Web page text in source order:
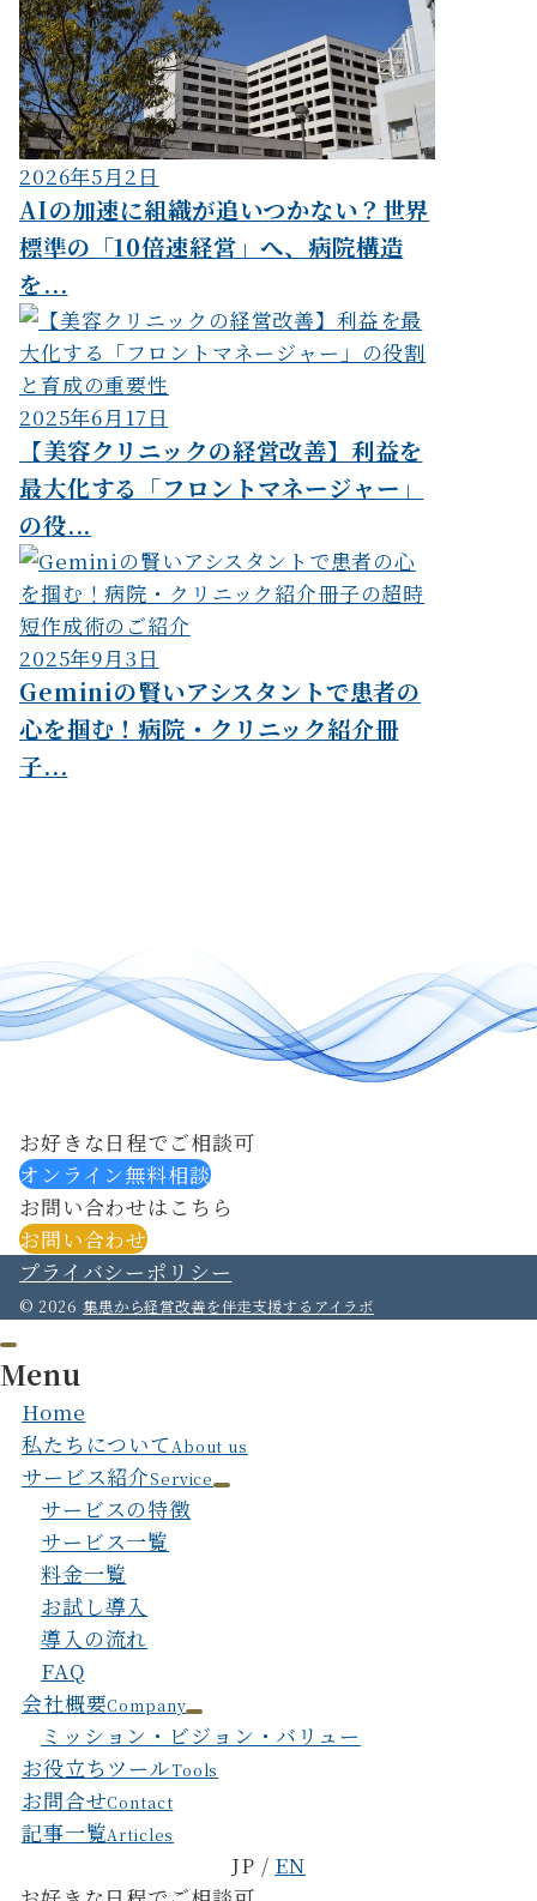
2026年5月2日
AIの加速に組織が追いつかない？世界
標準の「10倍速経営」へ、病院構造
を...
2025年6月17日
【美容クリニックの経営改善】利益を
最大化する「フロントマネージャー」
の役...
2025年9月3日
Geminiの賢いアシスタントで患者の
心を掴む！病院・クリニック紹介冊
子...
お好きな日程でご相談可
オンライン無料相談
お問い合わせはこちら
お問い合わせ
プライバシーポリシー
© 2026 集患から経営改善を伴走支援するアイラボ
Menu
Home
私たちについてAbout us
サービス紹介Service
サービスの特徴
サービス一覧
料金一覧
お試し導入
導入の流れ
FAQ
会社概要Company
ミッション・ビジョン・バリュー
お役立ちツールTools
お問合せContact
記事一覧Articles
JP / EN